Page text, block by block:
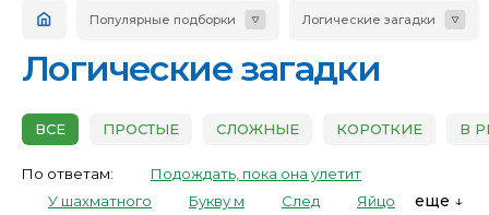
Популярные подборки Логические загадки
Логические загадки
ВСЕ ПРОСТЫЕ СЛОЖНЫЕ КОРОТКИЕ В
По ответам:
Подождать, пока она улетит
У шахматного
Букву м След Яйцо еще